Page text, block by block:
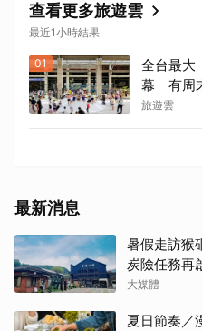
查看更多旅遊雲
最近1小時結果
01
全台最大
幕 有周
旅遊雲
最新消息
暑假走訪猴
炭險任務再
大媒體
夏日節奏／